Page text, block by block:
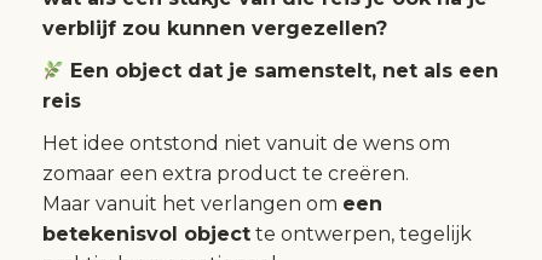
verblijf zou kunnen vergezellen?
Een object dat je samenstelt, net als een
reis
Het idee ontstond niet vanuit de wens om
zomaar een extra product te creëren.
Maar vanuit het verlangen om een
betekenisvol object te ontwerpen, tegelijk